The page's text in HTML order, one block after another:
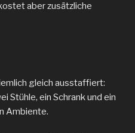
aber zusätzliche
gleich ausstaffiert:
Stühle, ein Schrank und ein
Ambiente.